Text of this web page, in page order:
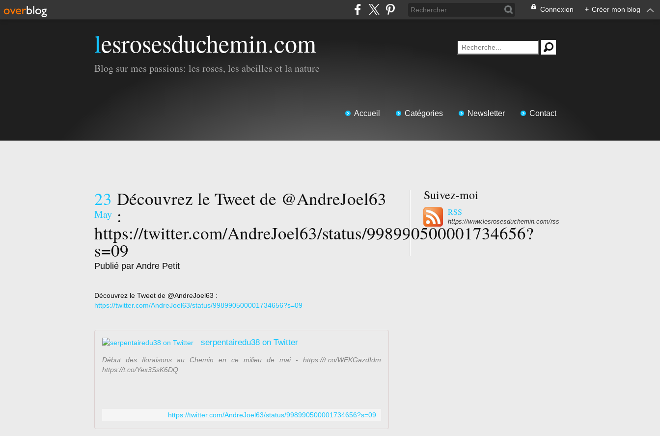
Connexion + Créer mon blog
lesrosesduchemin.com
Blog sur mes passions: les roses, les abeilles et la nature
Accueil Catégories Newsletter Contact
23
May
Découvrez le Tweet de @AndreJoel63
:
https://twitter.com/AndreJoel63/status/998990500001734656?
s=09
Publié par Andre Petit
Découvrez le Tweet de @AndreJoel63 :
https://twitter.com/AndreJoel63/status/998990500001734656?s=09
serpentairedu38 on Twitter
Début des floraisons au Chemin en ce milieu de mai - https://t.co/WEKGazdIdm
https://t.co/Yex3SsK6DQ
https://twitter.com/AndreJoel63/status/998990500001734656?s=09
Suivez-moi
RSS
https://www.lesrosesduchemin.com/rss